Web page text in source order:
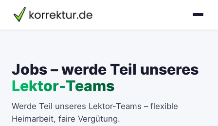
Jobs – werde Teil unseres
Lektor-Teams
Werde Teil unseres Lektor-Teams – flexible
Heimarbeit, faire Vergütung.